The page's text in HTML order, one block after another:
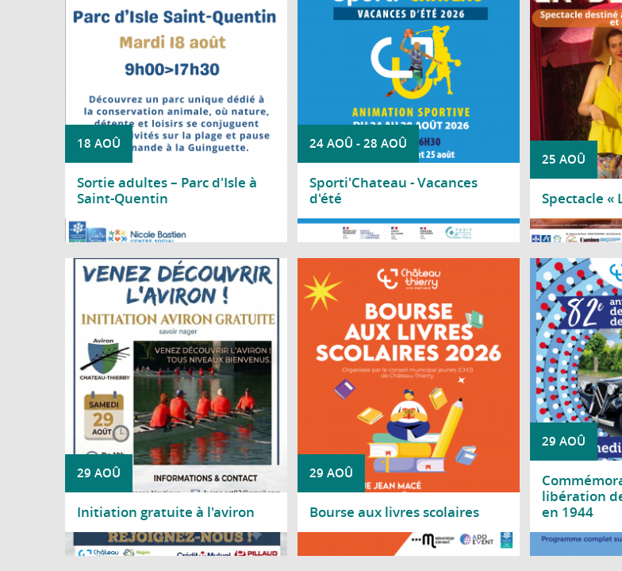
18 AOÛ
Sortie adultes – Parc d'Isle à
Saint-Quentin
24 AOÛ -28 AOÛ
Sporti'Chateau - Vacances
d'été
d'activités sportives dans le cadre de
Sporti'Château.
Lire la suite
25 AOÛ
Spectacle «
proposé
Lire la suite
29 AOÛ
Initiation gratuite à l'aviron
Le Club d'aviron de Château-Thierry vous
propose une journée d'initiation gratuite le
samedi 29 août 2026, de 10h à 18h, au
gymnase nautique, situé bords de Marne,
avenue d'Essômes à Château-Thierry.
Lire la suite
29 AOÛ
Bourse aux livres scolaires
Le Conseil Municipal Jeunes de Château-
Thierry organise une bourse aux livres
scolaires à destination des lycéens.
Lire la suite
29 AOÛ
libération
en 1944
La Ville de
la
2026
la Libération
Lire la suite